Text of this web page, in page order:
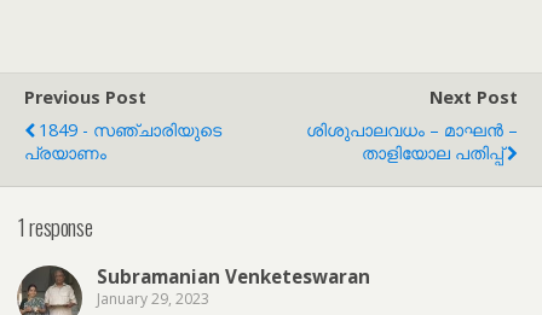
Previous Post
1849 - സഞ്ചാരിയുടെ
പ്രയാണം
Next Post
ശിശുപാലവധം – മാഘൻ –
താളിയോല പതിപ്പ്
1 response
Subramanian Venketeswaran
January 29, 2023